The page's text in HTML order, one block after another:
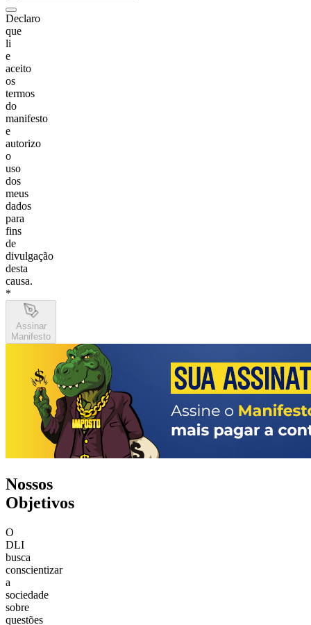
Declaro
que
li
e
aceito
os
termos
do
manifesto
e
autorizo
o
uso
dos
meus
dados
para
fins
de
divulgação
desta
causa.
*
Assinar
Manifesto
Nossos
Objetivos
O
DLI
busca
conscientizar
a
sociedade
sobre
questões